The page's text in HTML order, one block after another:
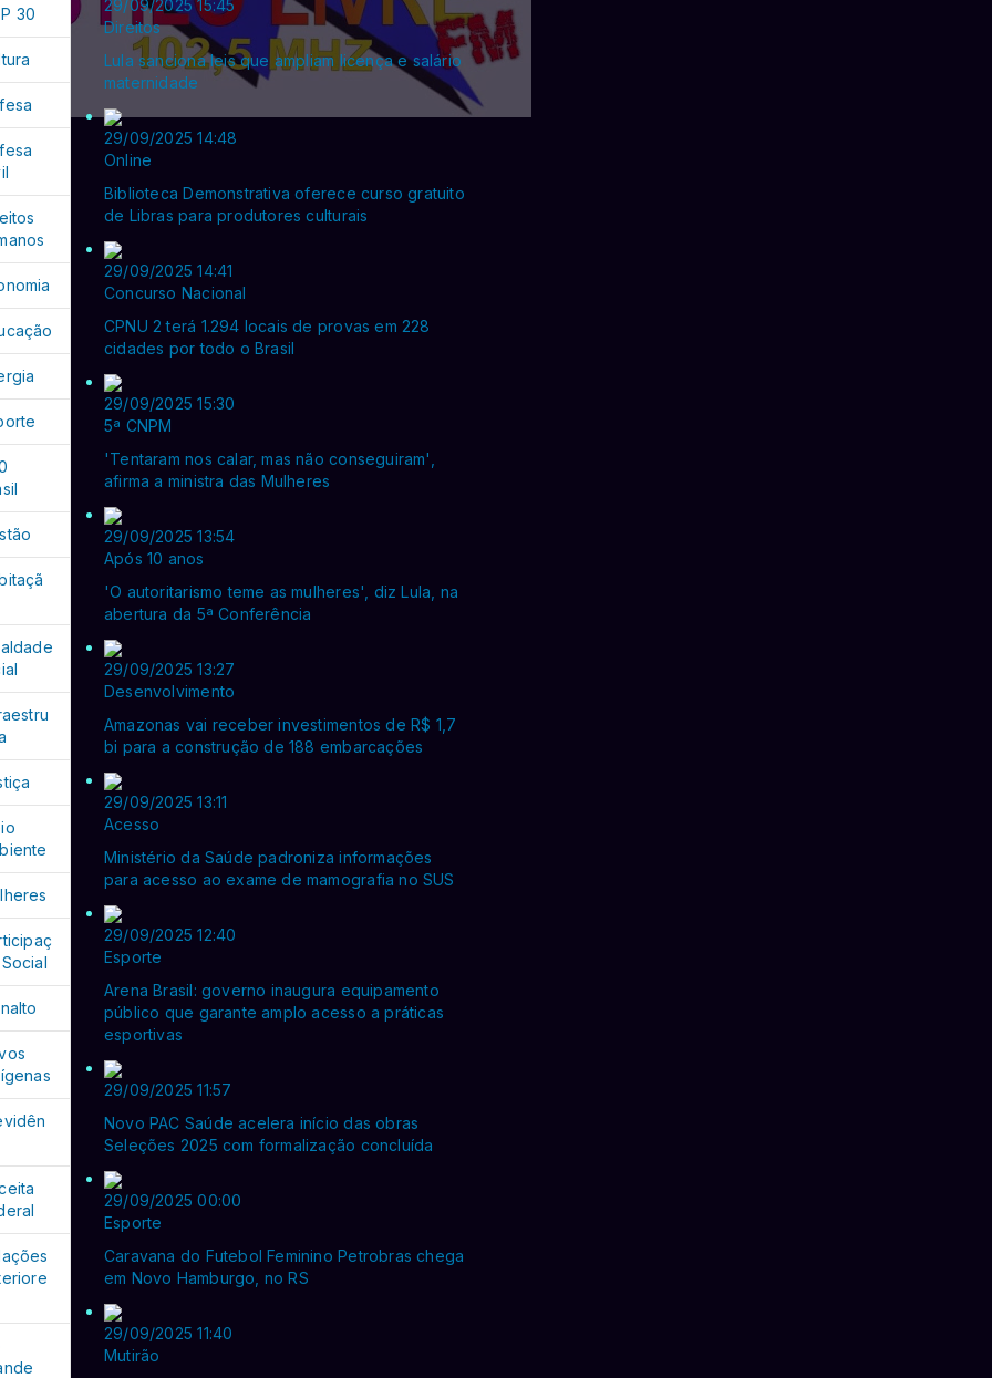
29/09/2025 15:45
Direitos
Lula sanciona leis que ampliam licença e salário
maternidade
29/09/2025 14:48
Online
Biblioteca Demonstrativa oferece curso gratuito
de Libras para produtores culturais
29/09/2025 14:41
Concurso Nacional
CPNU 2 terá 1.294 locais de provas em 228
cidades por todo o Brasil
29/09/2025 15:30
5ª CNPM
'Tentaram nos calar, mas não conseguiram',
afirma a ministra das Mulheres
29/09/2025 13:54
Após 10 anos
'O autoritarismo teme as mulheres', diz Lula, na
abertura da 5ª Conferência
29/09/2025 13:27
Desenvolvimento
Amazonas vai receber investimentos de R$ 1,7
bi para a construção de 188 embarcações
29/09/2025 13:11
Acesso
Ministério da Saúde padroniza informações
para acesso ao exame de mamografia no SUS
29/09/2025 12:40
Esporte
Arena Brasil: governo inaugura equipamento
público que garante amplo acesso a práticas
esportivas
29/09/2025 11:57
Novo PAC Saúde acelera início das obras
Seleções 2025 com formalização concluída
29/09/2025 00:00
Esporte
Caravana do Futebol Feminino Petrobras chega
em Novo Hamburgo, no RS
29/09/2025 11:40
Mutirão
30